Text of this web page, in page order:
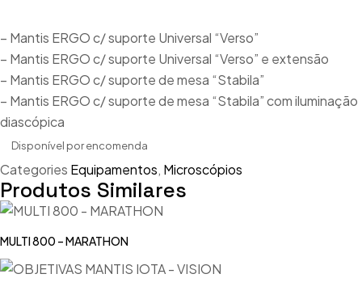
– Mantis ERGO c/ suporte Universal “Verso”
– Mantis ERGO c/ suporte Universal “Verso” e extensão
– Mantis ERGO c/ suporte de mesa “Stabila”
– Mantis ERGO c/ suporte de mesa “Stabila” com iluminação
diascópica
Disponível por encomenda
Categories Equipamentos, Microscópios
Produtos Similares
MULTI 800 – MARATHON